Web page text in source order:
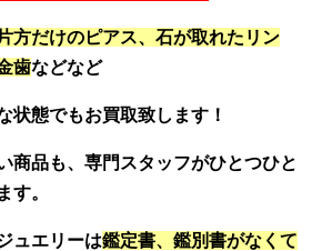
方だけのピアス、石が取れたリン
歯などなど
状態でもお買取致します！
商品も、専門スタッフがひとつひと
す。
ュエリーは鑑定書、鑑別書がなくて